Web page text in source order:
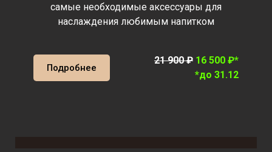
самые необходимые аксессуары для
наслаждения любимым напитком
Подробнее
21 900 ₽ 16 500 ₽*
*до 31.12